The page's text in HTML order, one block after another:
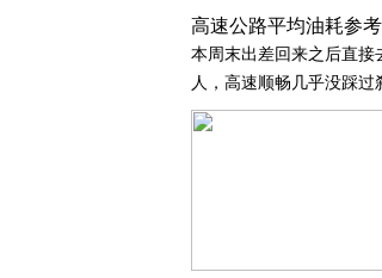
高速公路平均油耗参
本周末出差回来之后直接
人，高速顺畅几乎没踩过